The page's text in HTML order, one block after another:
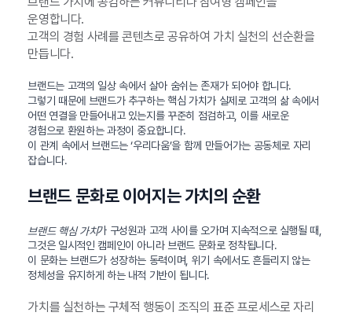
운영합니다.
고객의 경험 사례를 콘텐츠로 공유하여 가치 실천의 선순환을
만듭니다.
브랜드는 고객의 일상 속에서 살아 숨쉬는 존재가 되어야 합니다.
그렇기 때문에 브랜드가 추구하는 핵심 가치가 실제로 고객의 삶 속에서
어떤 연결을 만들어내고 있는지를 꾸준히 점검하고, 이를 새로운
경험으로 환원하는 과정이 중요합니다.
이 관계 속에서 브랜드는 ‘우리다움’을 함께 만들어가는 공동체로 자리
잡습니다.
브랜드 문화로 이어지는 가치의 순환
브랜드 핵심 가치가 구성원과 고객 사이를 오가며 지속적으로 실행될 때,
그것은 일시적인 캠페인이 아니라 브랜드 문화로 정착됩니다.
이 문화는 브랜드가 성장하는 동력이며, 위기 속에서도 흔들리지 않는
정체성을 유지하게 하는 내적 기반이 됩니다.
가치를 실천하는 구체적 행동이 조직의 표준 프로세스로 자리